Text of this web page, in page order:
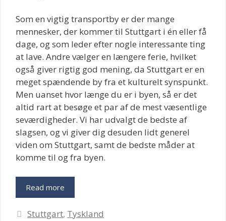
Som en vigtig transportby er der mange
mennesker, der kommer til Stuttgart i én eller få
dage, og som leder efter nogle interessante ting
at lave. Andre vælger en længere ferie, hvilket
også giver rigtig god mening, da Stuttgart er en
meget spændende by fra et kulturelt synspunkt.
Men uanset hvor længe du er i byen, så er det
altid rart at besøge et par af de mest væsentlige
seværdigheder. Vi har udvalgt de bedste af
slagsen, og vi giver dig desuden lidt generel
viden om Stuttgart, samt de bedste måder at
komme til og fra byen.
Read more
Kategorier
Stuttgart, Tyskland